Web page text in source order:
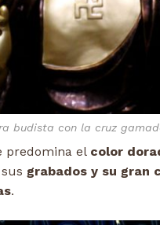
budista con la cruz
predomina el color
grabados y su gran
.